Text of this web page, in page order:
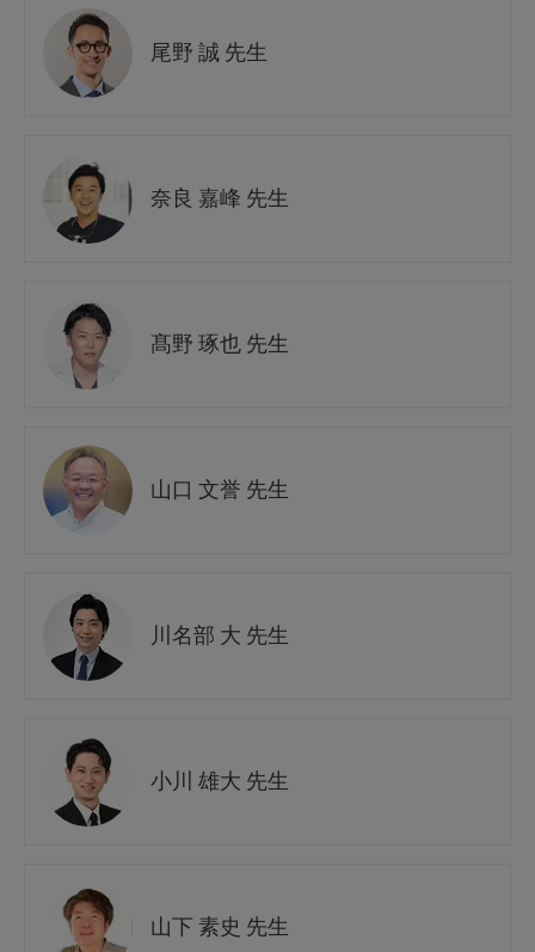
尾野 誠 先生
奈良 嘉峰 先生
髙野 琢也 先生
山口 文誉 先生
川名部 大 先生
小川 雄大 先生
山下 素史 先生